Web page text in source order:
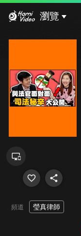
瀏覽
頻道 瑩真律師